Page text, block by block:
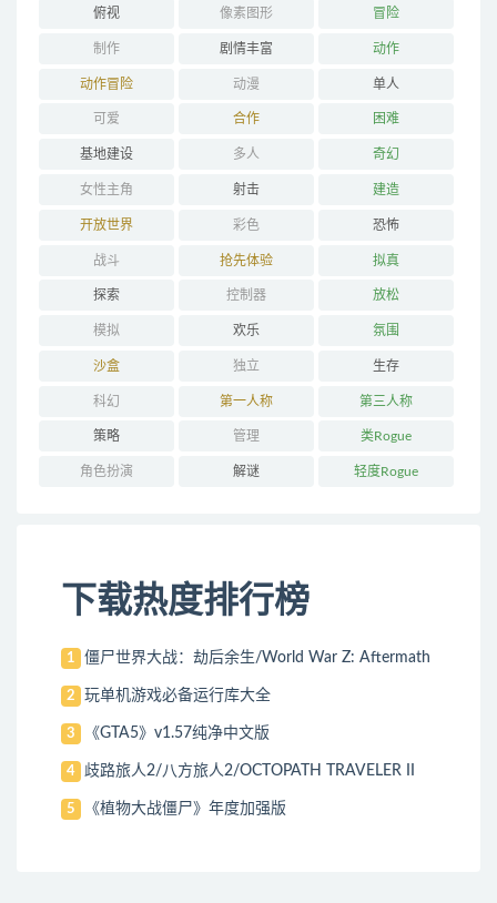
俯视 像素图形 冒险
制作 剧情丰富 动作
动作冒险 动漫 单人
可爱 合作 困难
基地建设 多人 奇幻
女性主角 射击 建造
开放世界 彩色 恐怖
战斗 抢先体验 拟真
探索 控制器 放松
模拟 欢乐 氛围
沙盒 独立 生存
科幻 第一人称 第三人称
策略 管理 类Rogue
角色扮演 解谜 轻度Rogue
下载热度排行榜
1 僵尸世界大战：劫后余生/World War Z: Aftermath
2 玩单机游戏必备运行库大全
3 《GTA5》v1.57纯净中文版
4 歧路旅人2/八方旅人2/OCTOPATH TRAVELER II
5 《植物大战僵尸》年度加强版